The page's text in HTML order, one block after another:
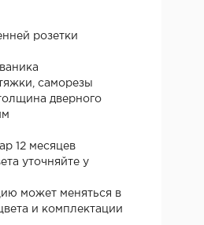
розетки
саморезы
дверного
12 месяцев
уточняйте у
может меняться в
и комплектации